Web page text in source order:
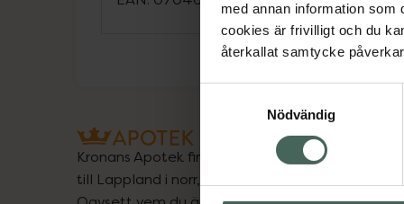
med annan information som
cookies är frivilligt och du
återkallat samtycke
Nödvändig
Kronans Apotek finns här för dig. Du hittar oss
till Lappland i norr, och online i mobilen och på